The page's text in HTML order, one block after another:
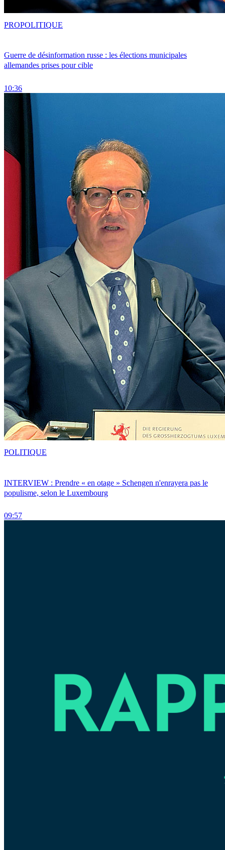
Guerre de désinformation russe : les élections municipales
allemandes prises pour cible
10:36
PROPOLITIQUE
INTERVIEW : Prendre « en otage » Schengen n'enrayera pas le
populisme, selon le Luxembourg
09:57
POLITIQUE